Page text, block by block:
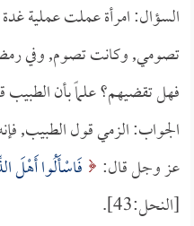
السؤال: امرأة عملت عملية
تصومي, وكانت تصوم, وفي
فهل تقضيهم؟ علماً بأن
الجواب: الزمي قول الطبيب,
عز وجل قال:
فَاسْأَلُوا أَهْلَ
[النحل:43].